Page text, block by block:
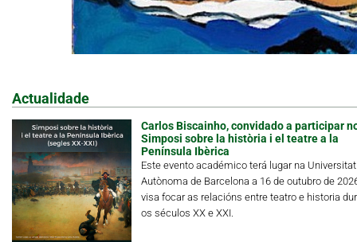
Actualidade
Carlos Biscainho, convidado a participar
Simposi sobre la història i el teatre a la
Península Ibèrica
Este evento académico terá lugar na Universitat
Autònoma de Barcelona a 16 de outubro de
visa focar as relacións entre teatro e historia
os séculos XX e XXI.